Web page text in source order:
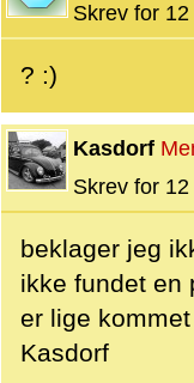
Skrev for
? :)
Kasdorf
Skrev for
beklager jeg
ikke fundet en
er lige
Kasdorf